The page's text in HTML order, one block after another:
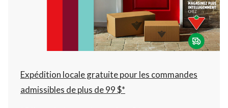
à
22:00
cliquer
pour
changer
Expédition locale gratuite pour les commandes
admissibles de plus de 99 $*